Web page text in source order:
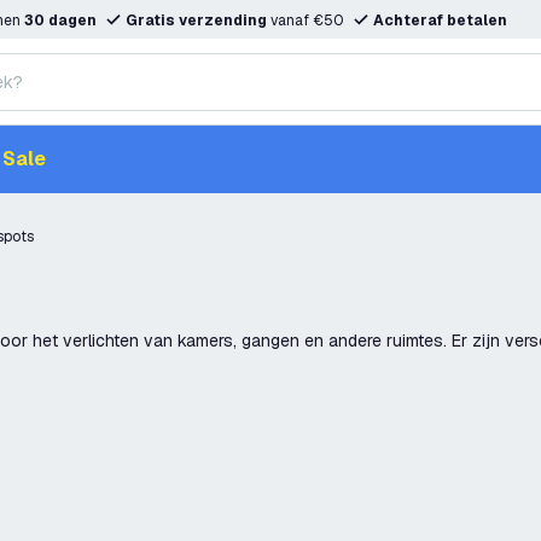
30 dagen Gratis verzending vanaf €50 Achteraf betalen
Sale